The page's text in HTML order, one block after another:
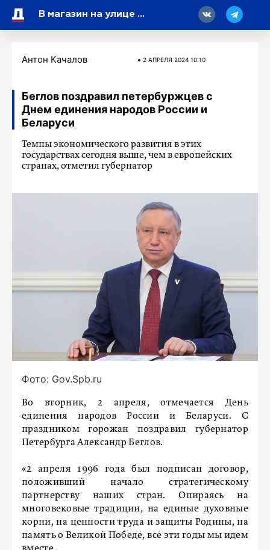
В магазин на улице Лени Голикова бросили дымовую шашку
Антон Качалов 2 АПРЕЛЯ 2024 10:10
Беглов поздравил петербуржцев с
Днем единения народов России и
Беларуси
Темпы экономического развития в этих
государствах сегодня выше, чем в европейских
странах, отметил губернатор
Фото: Gov.Spb.ru
Во вторник, 2 апреля, отмечается День
единения народов России и Беларуси. С
праздником горожан поздравил губернатор
Петербурга Александр Беглов.
«2 апреля 1996 года был подписан договор,
положивший начало стратегическому
партнерству наших стран. Опираясь на
многовековые традиции, на единые духовные
корни, на ценности труда и защиты Родины, на
память о Великой Победе, все эти годы мы идем